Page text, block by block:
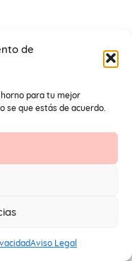
de
horno para tu mejor
se que estás de acuerdo.
Aviso Legal
de datos
Navarro. Todos los